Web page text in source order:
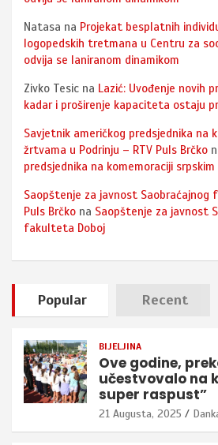
Natasa na Projekat besplatnih
logopedskih tretmana u Centru za
odvija se laniranom dinamikom
Zivko Tesic na Lazić: Uvođenje novih
kadar i proširenje kapaciteta ostaju
Savjetnik američkog predsjednika na
žrtvama u Podrinju – RTV Puls Brčko
predsjednika na komemoraciji
Saopštenje za javnost Saobraćajnog
Puls Brčko na Saopštenje za javnost
fakulteta Doboj
Popular Recent
BIJELJINA
Ove godine,
učestvovalo na
super raspust”
21 Augusta, 2025